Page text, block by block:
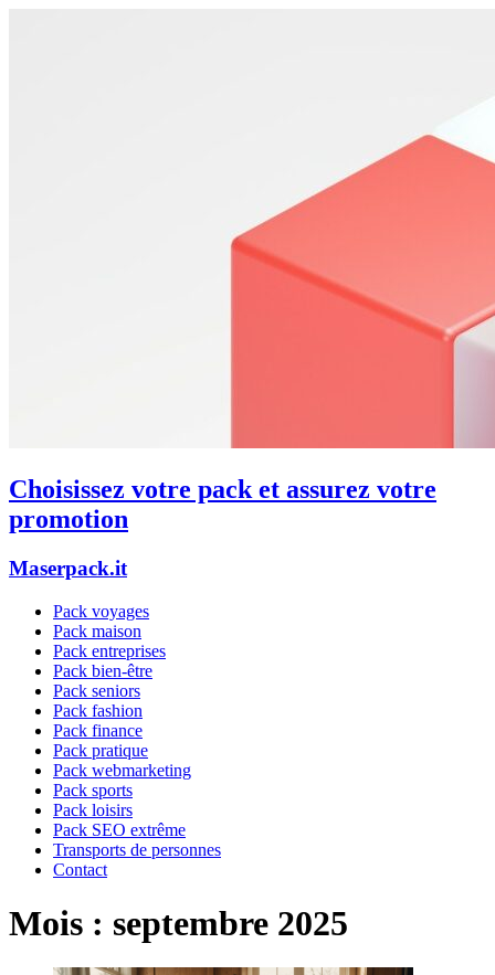
Choisissez votre pack et assurez votre
promotion
Maserpack.it
Pack voyages
Pack maison
Pack entreprises
Pack bien-être
Pack seniors
Pack fashion
Pack finance
Pack pratique
Pack webmarketing
Pack sports
Pack loisirs
Pack SEO extrême
Transports de personnes
Contact
Mois : septembre 2025